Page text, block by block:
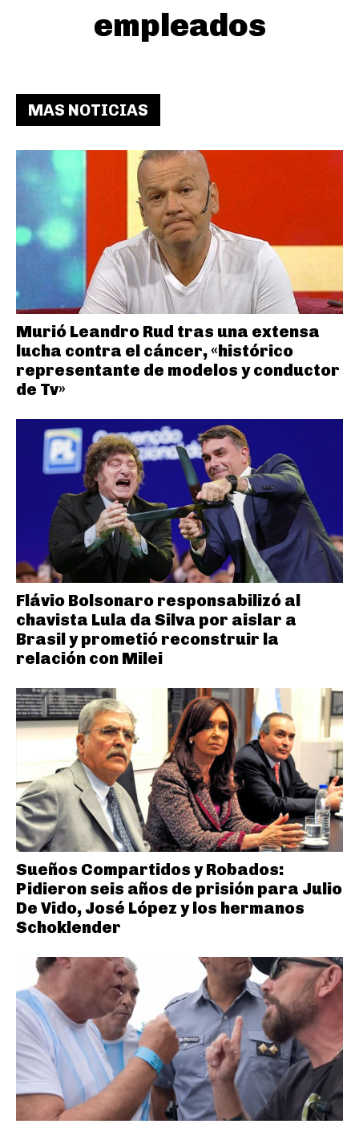
empleados
MAS NOTICIAS
Murió Leandro Rud tras una extensa
lucha contra el cáncer, «histórico
representante de modelos y conductor
de Tv»
Flávio Bolsonaro responsabilizó al
chavista Lula da Silva por aislar a
Brasil y prometió reconstruir la
relación con Milei
Sueños Compartidos y Robados:
Pidieron seis años de prisión para Julio
De Vido, José López y los hermanos
Schoklender